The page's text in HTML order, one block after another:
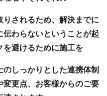
されるため、解決までに
伝わらないということが起
を避けるために施工を
しっかりとした連携体制
変更点、お客様からのご要